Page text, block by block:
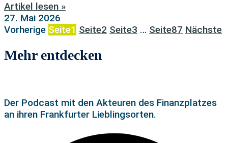
Artikel lesen »
27. Mai 2026
Vorherige Seite1 Seite2 Seite3 … Seite87 Nächste
Mehr entdecken
Der Podcast mit den Akteuren des Finanzplatzes
an ihren Frankfurter Lieblingsorten.